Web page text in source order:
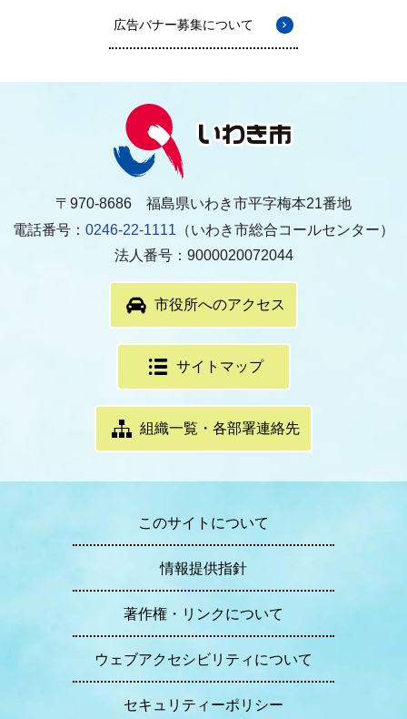
広告バナー募集について
〒970-8686 福島県いわき市平字梅本21番地
電話番号： 0246-22-1111 （いわき市総合コールセンター）
法人番号：9000020072044
市役所へのアクセス
サイトマップ
組織一覧・各部署連絡先
このサイトについて
情報提供指針
著作権・リンクについて
ウェブアクセシビリティについて
セキュリティーポリシー